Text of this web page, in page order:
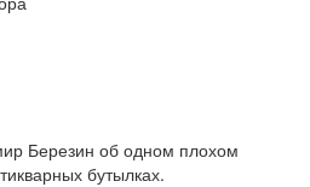
Березин об одном плохом
бутылках.